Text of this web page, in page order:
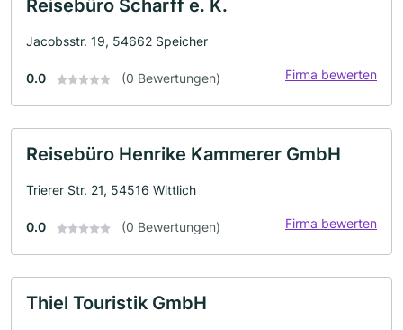
Reisebüro Scharff e. K.
Jacobsstr. 19, 54662 Speicher
0.0 (0 Bewertungen) Firma bewerten
Reisebüro Henrike Kammerer GmbH
Trierer Str. 21, 54516 Wittlich
0.0 (0 Bewertungen) Firma bewerten
Thiel Touristik GmbH